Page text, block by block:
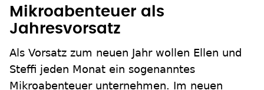
Mikroabenteuer als
Jahresvorsatz
Als Vorsatz zum neuen Jahr wollen Ellen und
Steffi jeden Monat ein sogenanntes
Mikroabenteuer unternehmen. Im neuen